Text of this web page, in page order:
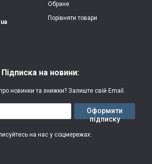
яскрава, чітка
гнучкий)
3 місяці
Обране
Порівняти товари
Підписка на новини:
новинки та знижки? Залиште свій Email.
Оформити
підписку
на нас у соцмережах: